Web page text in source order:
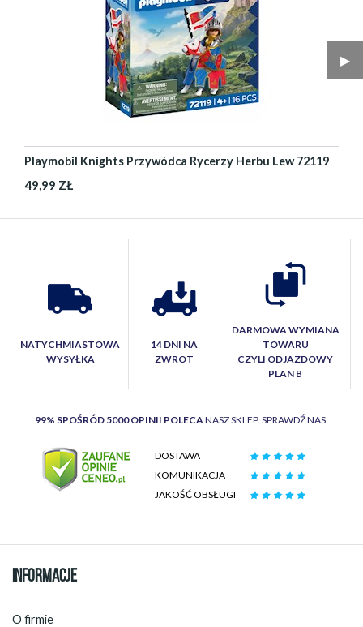
▶︎
Playmobil Knights Przywódca Rycerzy Herbu Lew 72119
49,99 ZŁ
NATYCHMIASTOWA
WYSYŁKA
14 DNI NA
ZWROT
DARMOWA WYMIANA
TOWARU
CZYLI ODJAZDOWY
PLAN B
99% SPOŚRÓD 5000 OPINII POLECA NASZ SKLEP. SPRAWDŹ NAS:
DOSTAWA
KOMUNIKACJA
JAKOŚĆ OBSŁUGI
INFORMACJE
O firmie